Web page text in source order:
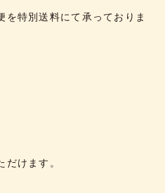
を特別送料にて承っておりま
けます。